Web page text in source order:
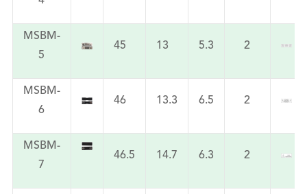
MSBM-
5
45 13 5.3 2
MSBM-
6
46 13.3 6.5 2
MSBM-
7
46.5 14.7 6.3 2